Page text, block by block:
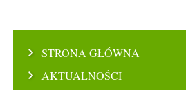
STRONA GŁÓWNA
AKTUALNOŚCI